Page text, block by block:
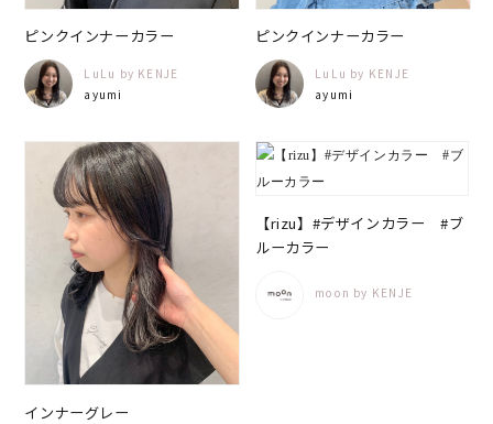
ピンクインナーカラー
LuLu by KENJE
ayumi
ピンクインナーカラー
LuLu by KENJE
ayumi
インナーグレー
【rizu】#デザインカラー #ブ
ルーカラー
moon by KENJE